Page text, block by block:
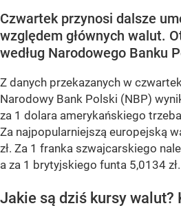
Czwartek przynosi dalsze
względem głównych walut.
według Narodowego Banku
Z danych przekazanych w
Narodowy Bank Polski (NBP)
za 1 dolara amerykańskiego trzeba
Za najpopularniejszą europejską
zł. Za 1 franka szwajcarskiego
a za 1 brytyjskiego funta 5,0134 zł.
Jakie są dziś kursy walut?